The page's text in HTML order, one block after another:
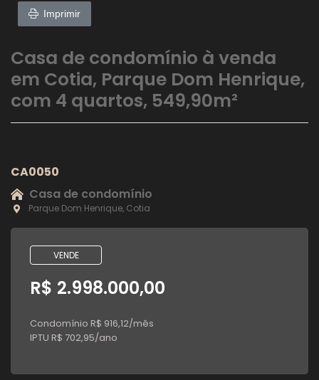
Imprimir
Casa de condomínio à venda
em Cotia, Parque Dom Henrique,
com 4 quartos, 549,90m²
CA0050
Casa de condomínio
Parque Dom Henrique, Cotia
VENDE
R$ 2.998.000,00
Condomínio R$ 916,12/mês
IPTU R$ 702,95/ano